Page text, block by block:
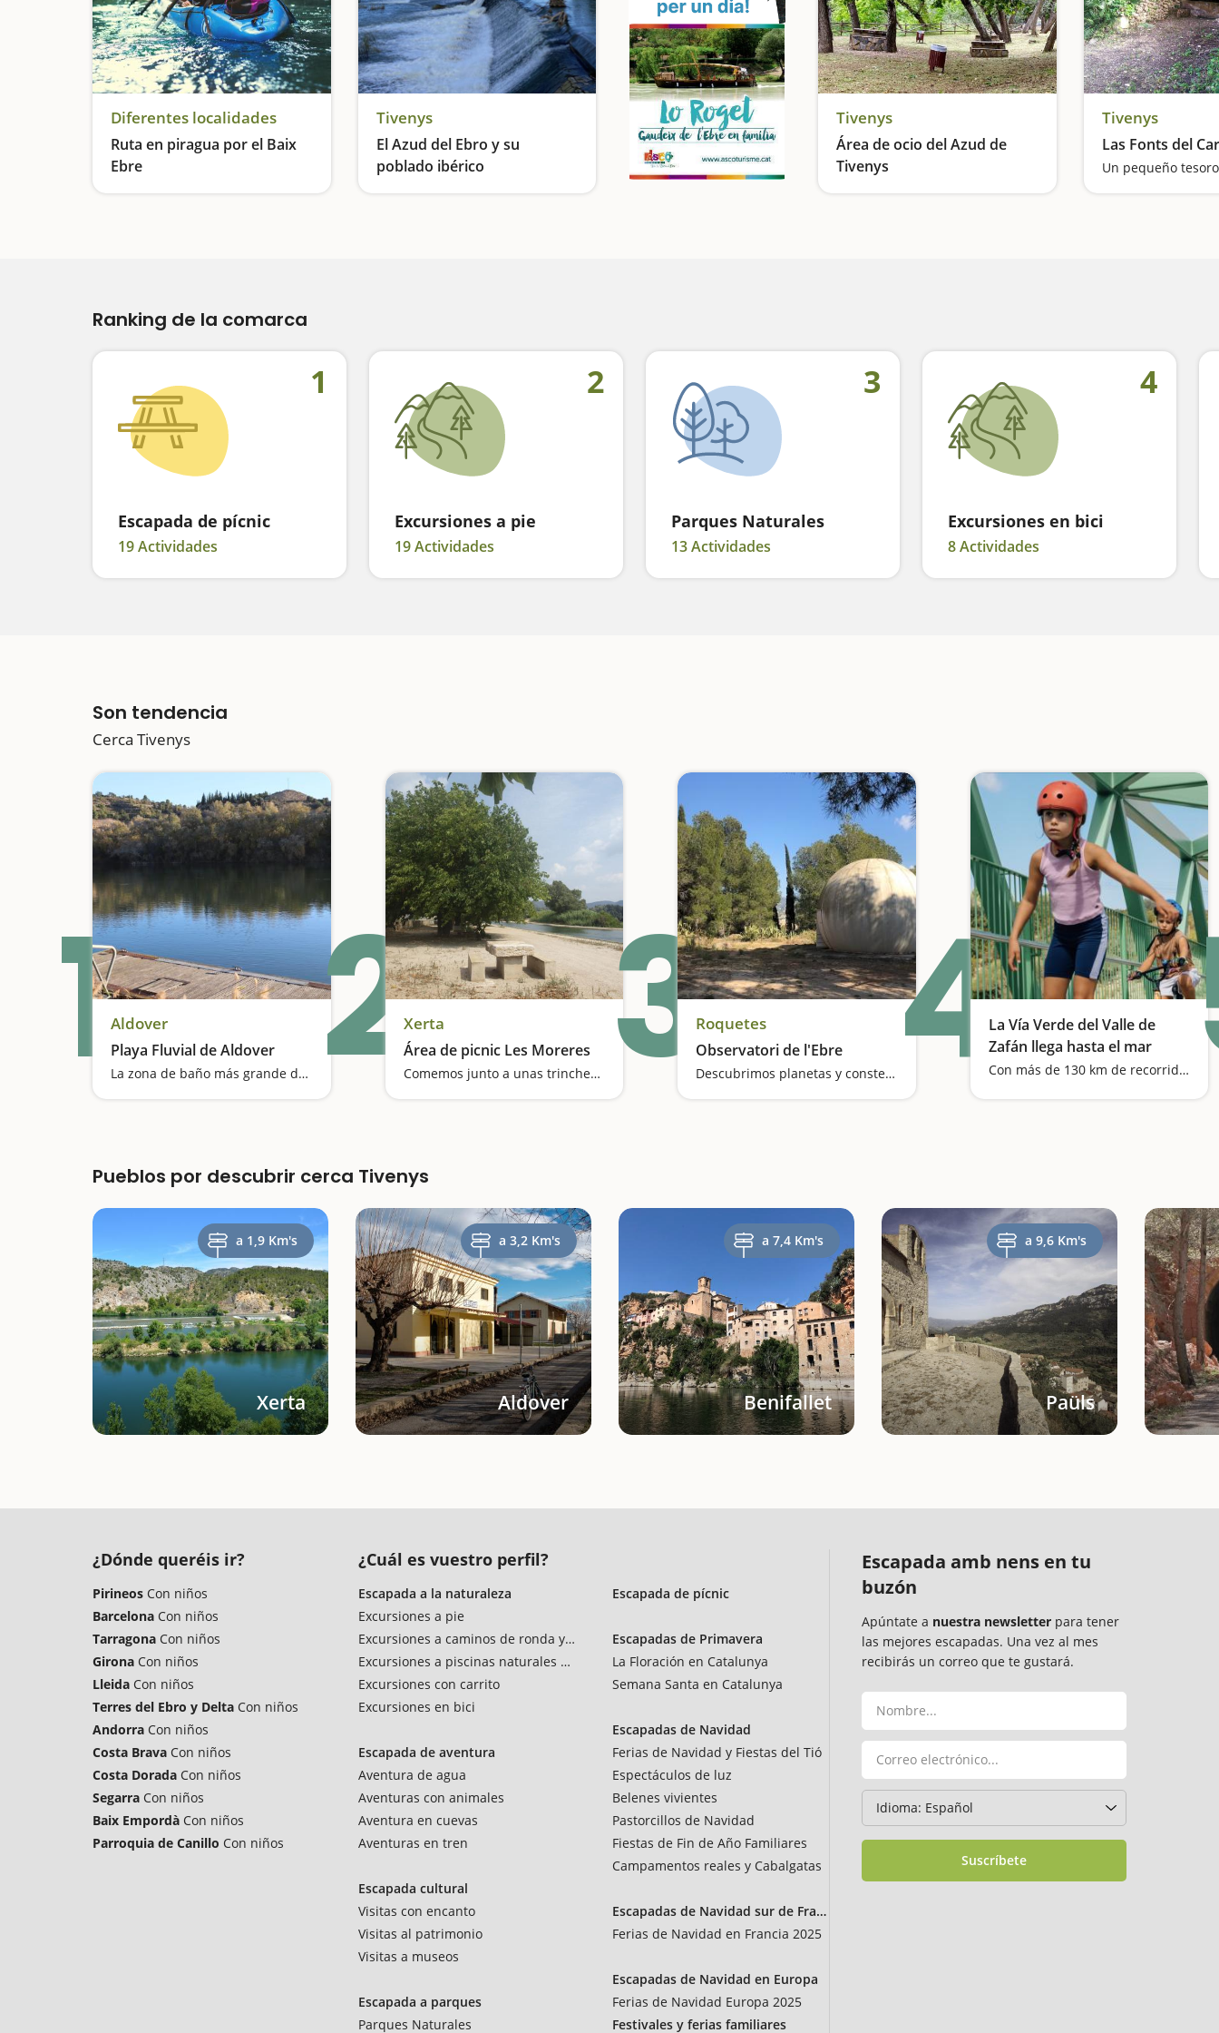
Diferentes localidades
Ruta en piragua por el Baix
Ebre
Navegamos en familia y descubrimos paisajes de postal
Tivenys
El Azud del Ebro y su
poblado ibérico
Ruta con cascadas, patrimonio y vistas privilegiadas
Tivenys
Área de ocio del Azud de
Tivenys
Picnic junto a una playa fluvial
Tivenys
Las Fonts del
Ranking de la comarca
1
Escapada de pícnic
19 Actividades
2
Excursiones a pie
19 Actividades
3
Parques Naturales
13 Actividades
4
Excursiones en bici
8 Actividades
Son tendencia
Cerca Tivenys
1Aldover
Playa Fluvial de Aldover
La zona de baño más grande del río Ebro 2Xerta
Área de picnic Les Moreres
Comemos junto a unas trincheras de la Guerra Civil 3Roquetes
Observatori de l'Ebre
Descubrimos planetas y constelaciones4La Vía Verde del Valle de
Zafán llega hasta el mar
Con más de 130 km de recorrido, la Vía Verde del Valle de Zafán se consolida como una de las grandes rutas familiares de Cataluña
Pueblos por descubrir cerca Tivenys
a 1,9 Km's
Xerta
a 3,2 Km's
Aldover
a 7,4 Km's
Benifallet
a 9,6 Km's
Paüls
¿Dónde queréis ir?
Pirineos Con niños
Barcelona Con niños
Tarragona Con niños
Girona Con niños
Lleida Con niños
Terres del Ebro y Delta Con niños
Andorra Con niños
Costa Brava Con niños
Costa Dorada Con niños
Segarra Con niños
Baix Empordà Con niños
Parroquia de Canillo Con niños
¿Cuál es vuestro perfil?
Escapada a la naturaleza
Excursiones a pie
Excursiones a caminos de ronda y vías verdes
Excursiones a piscinas naturales y rios
Excursiones con carrito
Excursiones en bici
Escapada de aventura
Aventura de agua
Aventuras con animales
Aventura en cuevas
Aventuras en tren
Escapada cultural
Visitas con encanto
Visitas al patrimonio
Visitas a museos
Escapada a parques
Parques Naturales
Escapada de pícnic
Escapadas de Primavera
La Floración en Catalunya
Semana Santa en Catalunya
Escapadas de Navidad
Ferias de Navidad y Fiestas del Tió
Espectáculos de luz
Belenes vivientes
Pastorcillos de Navidad
Fiestas de Fin de Año Familiares
Campamentos reales y Cabalgatas
Escapadas de Navidad sur de Francia
Ferias de Navidad en Francia 2025
Escapadas de Navidad en Europa
Ferias de Navidad Europa 2025
Festivales y ferias familiares
Escapada amb nens en tu
buzón
Apúntate a nuestra newsletter para tener
las mejores escapadas. Una vez al mes
recibirás un correo que te gustará.
Suscríbete